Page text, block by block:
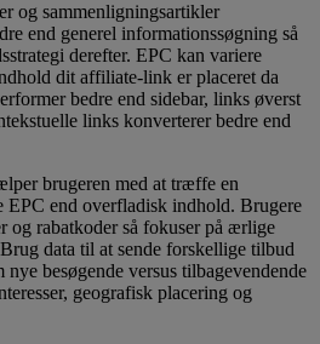
og sammenligningsartikler
end generel informationssøgning så
derefter. EPC kan variere
dit affiliate-link er placeret da
bedre end sidebar, links øverst
links konverterer bedre end
brugeren med at træffe en
EPC end overfladisk indhold. Brugere
og rabatkoder så fokuser på ærlige
data til at sende forskellige tilbud
besøgende versus tilbagevendende
geografisk placering og